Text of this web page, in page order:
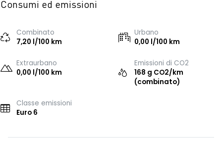
Consumi ed emissioni
Combinato
7,20 l/100 km
Urbano
0,00 l/100 km
Extraurbano
0,00 l/100 km
Emissioni di CO2
168 g CO2/km
(combinato)
Classe emissioni
Euro 6